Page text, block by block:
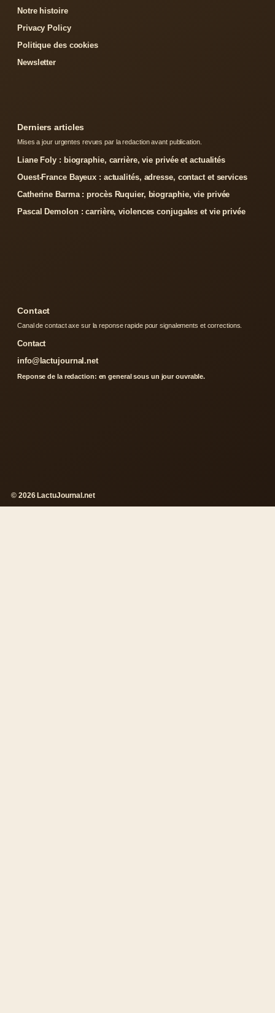
Notre histoire
Privacy Policy
Politique des cookies
Newsletter
Derniers articles
Mises a jour urgentes revues par la redaction avant publication.
Liane Foly : biographie, carrière, vie privée et actualités
Ouest-France Bayeux : actualités, adresse, contact et services
Catherine Barma : procès Ruquier, biographie, vie privée
Pascal Demolon : carrière, violences conjugales et vie privée
Contact
Canal de contact axe sur la reponse rapide pour signalements et corrections.
Contact
info@lactujournal.net
Reponse de la redaction: en general sous un jour ouvrable.
© 2026 LactuJournal.net